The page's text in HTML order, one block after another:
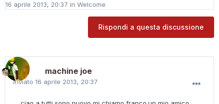
16 aprile 2013, 20:37 in Welcome
Rispondi a questa discussione
machine joe
Inviato 16 aprile 2013, 20:37